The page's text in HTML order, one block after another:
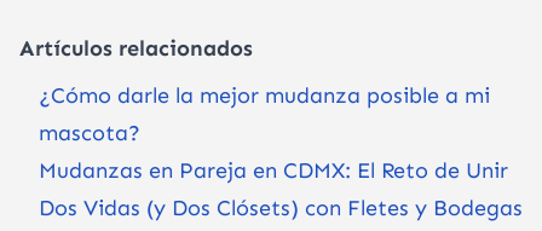
Artículos relacionados
¿Cómo darle la mejor mudanza posible a mi
mascota?
Mudanzas en Pareja en CDMX: El Reto de Unir
Dos Vidas (y Dos Clósets) con Fletes y Bodegas